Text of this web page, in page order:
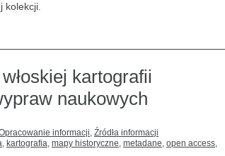
kolekcji.
kartografii
naukowych
informacji, Źródła informacji
, kartografia, mapy historyczne, metadane, open access,